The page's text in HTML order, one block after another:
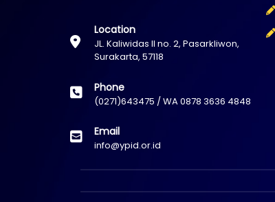
Location
JL. Kaliwidas II no. 2, Pasarkliwon,
Surakarta, 57118
Phone
(0271)643475 / WA 0878 3636 4848
Email
info@ypid.or.id